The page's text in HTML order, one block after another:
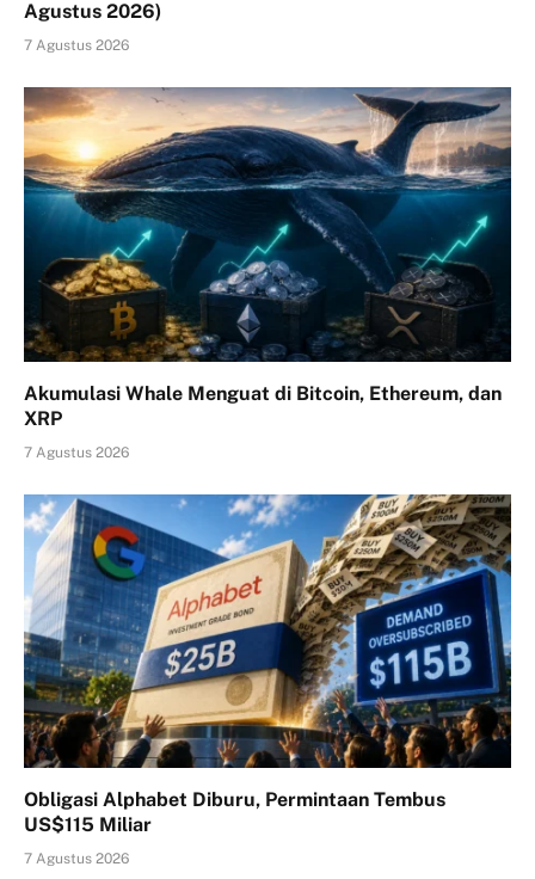
Agustus 2026)
7 Agustus 2026
Akumulasi Whale Menguat di Bitcoin, Ethereum, dan
XRP
7 Agustus 2026
Obligasi Alphabet Diburu, Permintaan Tembus
US$115 Miliar
7 Agustus 2026